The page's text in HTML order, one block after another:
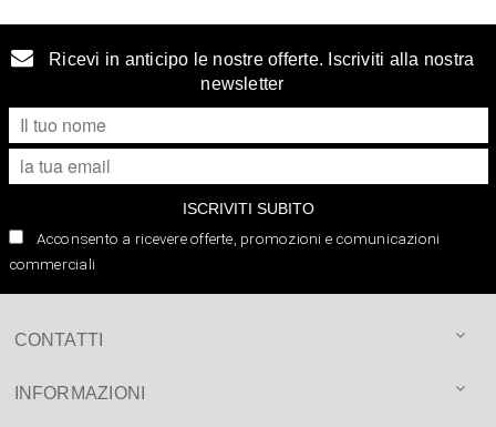
Ricevi in anticipo le nostre offerte. Iscriviti alla nostra
newsletter
ISCRIVITI SUBITO
Acconsento a ricevere offerte, promozioni e comunicazioni
commerciali
CONTATTI
INFORMAZIONI